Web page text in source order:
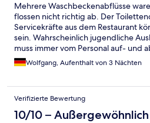
Mehrere Waschbeckenabflüsse
flossen nicht richtig ab. Der
Servicekräfte aus dem Restaurant
sein. Wahrscheinlich jugendliche
muss immer vom Personal auf- und
Außerdem wirds darin sehr schnell
aus dem Empfang oder Restaurant
aber alles ok.
Wolfgang, Aufenthalt von 3 Nächten
Verifizierte Bewertung
10/10 – Außergewöhnlich